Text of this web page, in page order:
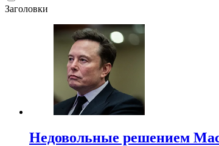
Заголовки
Недовольные решением